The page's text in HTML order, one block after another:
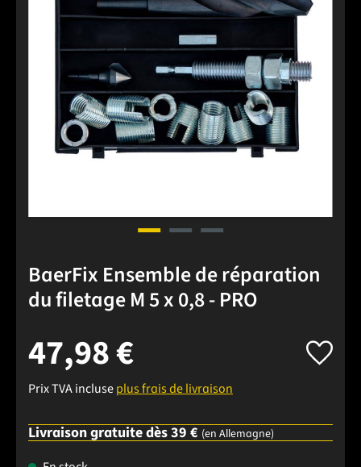
BaerFix Ensemble de réparation
du filetage M 5 x 0,8 - PRO
47,98 €
Prix TVA incluseplus frais de livraison
Livraison gratuite dès 39 € (en Allemagne)